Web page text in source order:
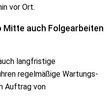
vor Ort.
Mitte auch Folgearbeiten
langfristige
regelmäßige Wartungs-
Auftrag von